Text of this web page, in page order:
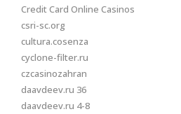
Credit Card Online Casinos
csri-sc.org
cultura.cosenza
cyclone-filter.ru
czcasinozahran
daavdeev.ru 36
daavdeev.ru 4-8